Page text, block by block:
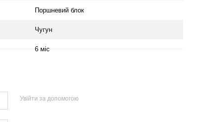
Поршневий блок
Чугун
6 міс
Увійти за допомогою